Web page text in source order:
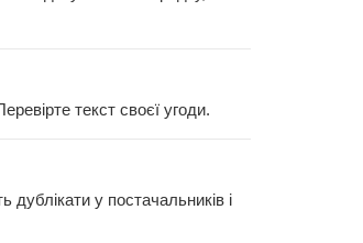
текст своєї угоди.
дублікати у постачальників і